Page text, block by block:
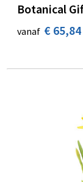
Botanical
vanaf € 65,84